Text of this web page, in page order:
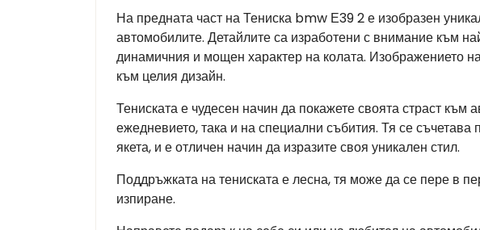
На предната част на Тениска bmw Е39 2 е изобразен
автомобилите. Детайлите са изработени с внимание към
динамичния и мощен характер на колата. Изображението
към целия дизайн.
Тениската е чудесен начин да покажете своята страст
ежедневието, така и на специални събития. Тя се
якета, и е отличен начин да изразите своя уникален стил.
Поддръжката на тениската е лесна, тя може да се пере в
изпиране.